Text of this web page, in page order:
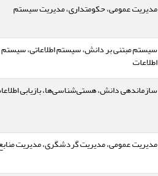
مدیریت عمومی، حکومتداری، مدیریت سیستم
سیستم مبتنی بر دانش، سیستم اطلاعاتی،
اطلاعات
سازماندهی دانش، هستی‌شناسی‌ها، بازیابی
مدیریت عمومی، مدیریت گردشگری، مدیریت